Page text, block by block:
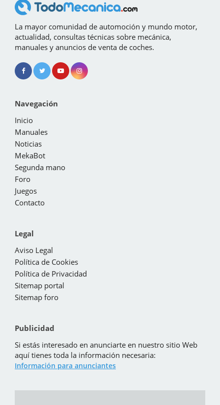
La mayor comunidad de automoción y mundo motor,
actualidad, consultas técnicas sobre mecánica,
manuales y anuncios de venta de coches.
Navegación
Inicio
Manuales
Noticias
MekaBot
Segunda mano
Foro
Juegos
Contacto
Legal
Aviso Legal
Política de Cookies
Política de Privacidad
Sitemap portal
Sitemap foro
Publicidad
Si estás interesado en anunciarte en nuestro sitio Web
aquí tienes toda la información necesaria:
Información para anunciantes